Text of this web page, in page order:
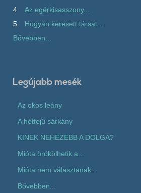
4
Az egérkisasszony...
5
Hogyan keresett társat...
Bővebben...
Legújabb mesék
Az okos leány
A hétfejű sárkány
KINEK NEHEZEBB A DOLGA?
Mióta örökölhetik a...
Mióta nem választanak...
Bővebben...